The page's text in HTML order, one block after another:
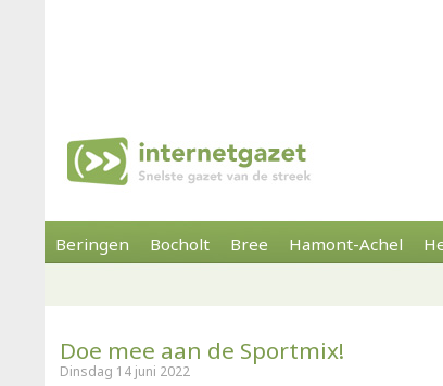
Beringen Bocholt Bree Hamont-Achel
Doe mee aan de Sportmix!
Dinsdag 14 juni 2022